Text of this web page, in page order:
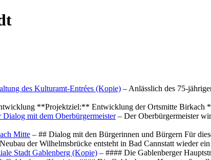
des Kulturamt-Entrées (Kopie) – Anlässlich des 75-
**Projektziel:** Entwicklung der Ortsmitte
mit dem Oberbürgermeister– Der Oberbürgermeister
Mitte – ## Dialog mit den Bürgerinnen und Bürgern Für
der Wilhelmsbrücke entsteht in Bad Cannstatt wieder
Stadt Gablenberg (Kopie) – #### Die Gablenberger